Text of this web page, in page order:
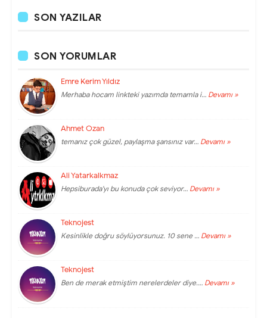
SON YAZILAR
SON YORUMLAR
Emre Kerim Yıldız
Merhaba hocam linkteki yazımda temamla i… Devamı »
Ahmet Ozan
temanız çok güzel, paylaşma şansınız var… Devamı »
Ali Yatarkalkmaz
Hepsiburada'yı bu konuda çok seviyor… Devamı »
Teknojest
Kesinlikle doğru söylüyorsunuz. 10 sene … Devamı »
Teknojest
Ben de merak etmiştim nerelerdeler diye.… Devamı »